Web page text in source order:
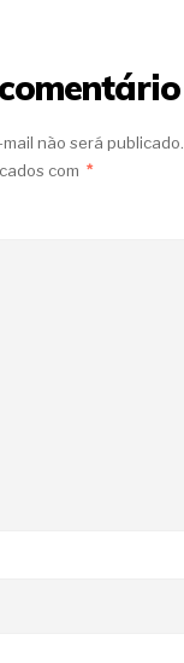
não será publicado.
com *